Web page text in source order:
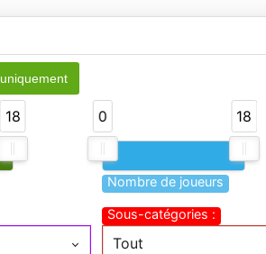
18 0 18
Nombre de joueurs
Sous-catégories :
Tout